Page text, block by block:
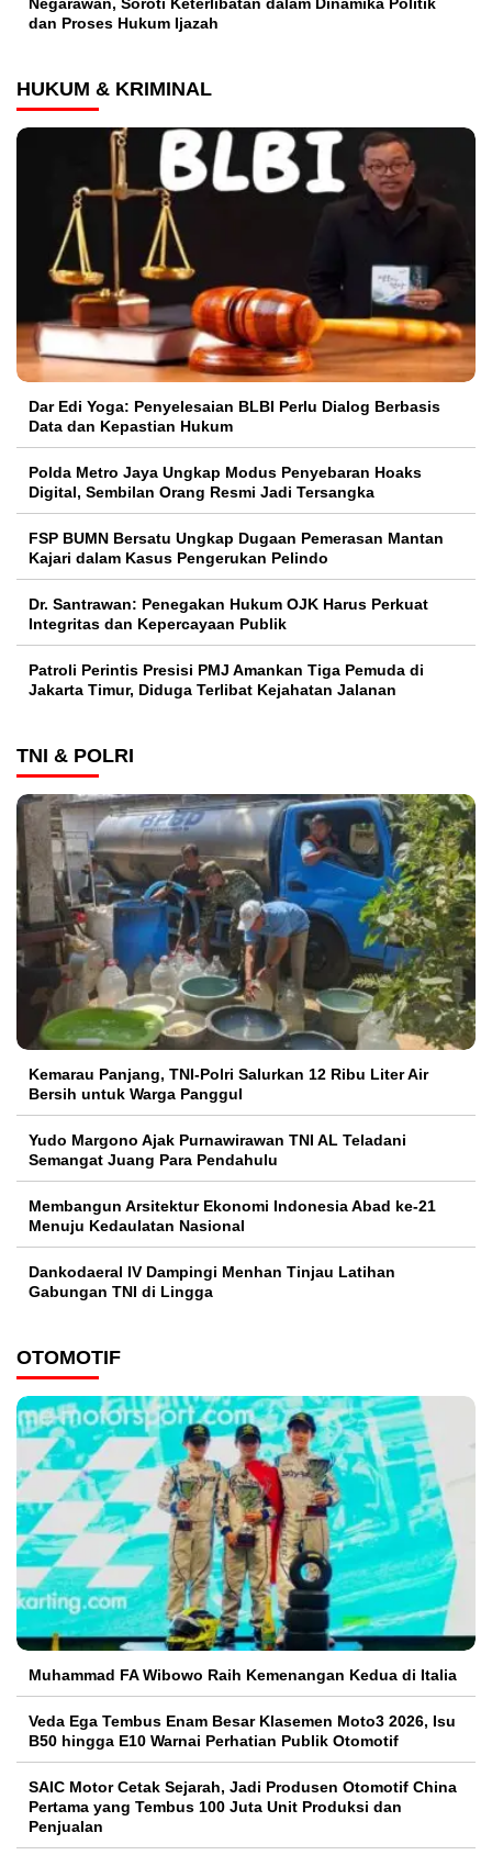
Negarawan, Soroti Keterlibatan dalam Dinamika Politik
dan Proses Hukum Ijazah
HUKUM & KRIMINAL
Dar Edi Yoga: Penyelesaian BLBI Perlu Dialog Berbasis
Data dan Kepastian Hukum
Polda Metro Jaya Ungkap Modus Penyebaran Hoaks
Digital, Sembilan Orang Resmi Jadi Tersangka
FSP BUMN Bersatu Ungkap Dugaan Pemerasan Mantan
Kajari dalam Kasus Pengerukan Pelindo
Dr. Santrawan: Penegakan Hukum OJK Harus Perkuat
Integritas dan Kepercayaan Publik
Patroli Perintis Presisi PMJ Amankan Tiga Pemuda di
Jakarta Timur, Diduga Terlibat Kejahatan Jalanan
TNI & POLRI
Kemarau Panjang, TNI-Polri Salurkan 12 Ribu Liter Air
Bersih untuk Warga Panggul
Yudo Margono Ajak Purnawirawan TNI AL Teladani
Semangat Juang Para Pendahulu
Membangun Arsitektur Ekonomi Indonesia Abad ke-21
Menuju Kedaulatan Nasional
Dankodaeral IV Dampingi Menhan Tinjau Latihan
Gabungan TNI di Lingga
OTOMOTIF
Muhammad FA Wibowo Raih Kemenangan Kedua di Italia
Veda Ega Tembus Enam Besar Klasemen Moto3 2026, Isu
B50 hingga E10 Warnai Perhatian Publik Otomotif
SAIC Motor Cetak Sejarah, Jadi Produsen Otomotif China
Pertama yang Tembus 100 Juta Unit Produksi dan
Penjualan